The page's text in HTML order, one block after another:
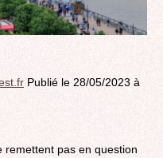
Publié le 28/05/2023 à
remettent pas en question